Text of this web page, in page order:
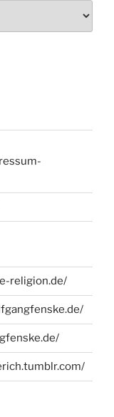
religion.de/